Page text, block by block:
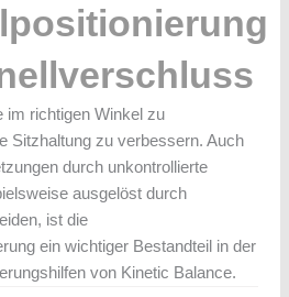
im richtigen Winkel zu
Sitzhaltung zu verbessern. Auch
durch unkontrollierte
ausgelöst durch
ist die
ein wichtiger Bestandteil in der
von Kinetic Balance.